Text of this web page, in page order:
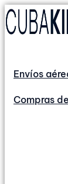
Envíos
Compras